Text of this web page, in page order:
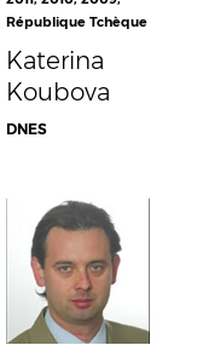
République Tchèque
Katerina
Koubova
DNES